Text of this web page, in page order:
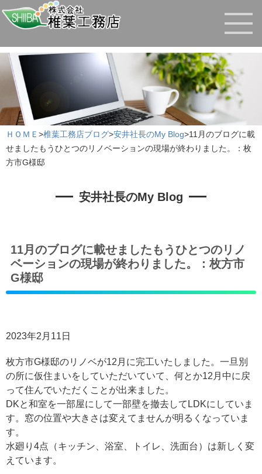
ＨＯＭＥ >椎葉工務店ブログ>安井社長のMy Blog>11月のブログに載
せましたもうひとつのリノベーションの現場が終わりました。：枚
方市G様邸
安井社長のMy Blog
11月のブログに載せましたもうひとつのリノ
ベーションの現場が終わりました。：枚方市
G様邸
2023年2月11日
枚方市G様邸のリノベが12月に完工いたしました。一旦別
の所に仮住まいをしていただいていて、何とか12月中に戻
って住んでいただくことが出来ました。
DKと和室を一部屋にして一部壁を撤去してLDKにしていま
す。窓の位置や大きさは変えてませんが明るくなっていま
す。
水廻り4点（キッチン、浴室、トイレ、洗面台）は新しく変
えています。